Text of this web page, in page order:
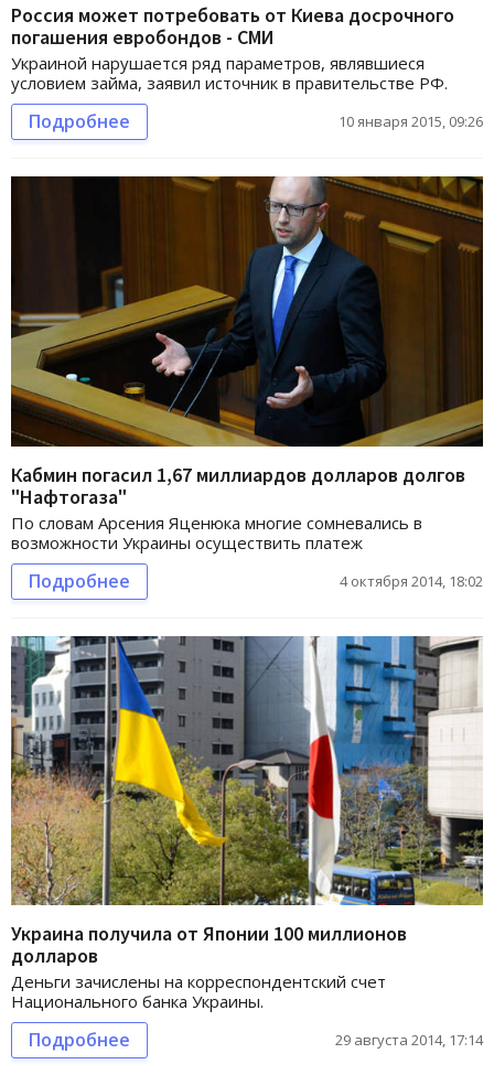
Россия может потребовать от Киева досрочного
погашения евробондов - СМИ
Украиной нарушается ряд параметров, являвшиеся
условием займа, заявил источник в правительстве РФ.
Подробнее 10 января 2015, 09:26
Кабмин погасил 1,67 миллиардов долларов долгов
"Нафтогаза"
По словам Арсения Яценюка многие сомневались в
возможности Украины осуществить платеж
Подробнее 4 октября 2014, 18:02
Украина получила от Японии 100 миллионов
долларов
Деньги зачислены на корреспондентский счет
Национального банка Украины.
Подробнее 29 августа 2014, 17:14